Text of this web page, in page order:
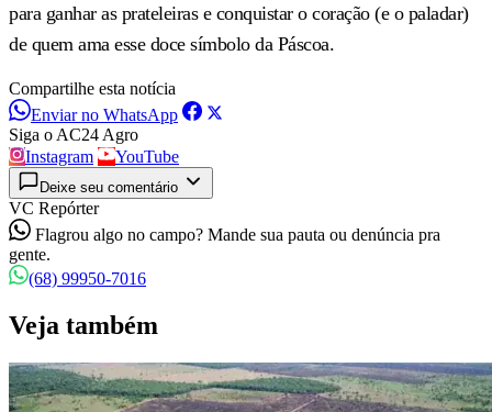
para ganhar as prateleiras e conquistar o coração (e o paladar)
de quem ama esse doce símbolo da Páscoa.
Compartilhe esta notícia
Enviar no WhatsApp
Siga o AC24 Agro
Instagram
YouTube
Deixe seu comentário
VC Repórter
Flagrou algo no campo? Mande sua pauta ou denúncia pra
gente.
(68) 99950-7016
Veja também